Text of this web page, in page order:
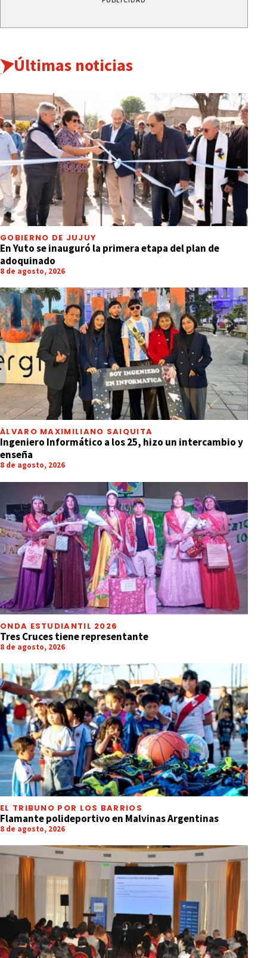
Últimas noticias
GOBIERNO DE JUJUY
En Yuto se inauguró la primera etapa del plan de
adoquinado
8 de agosto, 2026
ÁLVARO MAXIMILIANO SAIQUITA
Ingeniero Informático a los 25, hizo un intercambio y
enseña
8 de agosto, 2026
ONDA ESTUDIANTIL 2026
Tres Cruces tiene representante
8 de agosto, 2026
EL TRIBUNO POR LOS BARRIOS
Flamante polideportivo en Malvinas Argentinas
8 de agosto, 2026